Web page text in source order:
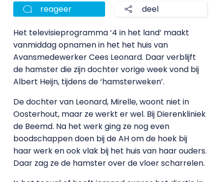
reageer deel
Het televisieprogramma ‘4 in het land’ maakt
vanmiddag opnamen in het het huis van
Avansmedewerker Cees Leonard. Daar verblijft
de hamster die zijn dochter vorige week vond bij
Albert Heijn, tijdens de ‘hamsterweken’.
De dochter van Leonard, Mirelle, woont niet in
Oosterhout, maar ze werkt er wel. Bij Dierenkliniek
de Beemd. Na het werk ging ze nog even
boodschappen doen bij de AH om de hoek bij
haar werk en ook vlak bij het huis van haar ouders.
Daar zag ze de hamster over de vloer scharrelen.